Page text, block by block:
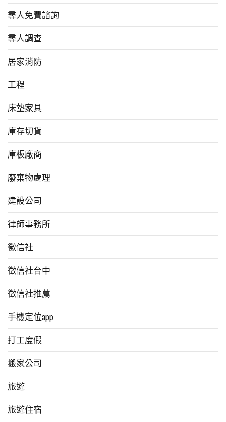
尋人免費諮詢
尋人調查
居家消防
工程
床墊家具
庫存切貨
庫板廠商
廢棄物處理
建設公司
律師事務所
徵信社
徵信社台中
徵信社推薦
手機定位app
打工度假
搬家公司
旅遊
旅遊住宿